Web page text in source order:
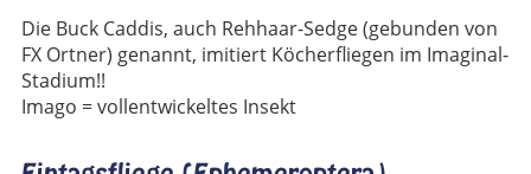
Die Buck Caddis, auch Rehhaar-Sedge (gebunden von
FX Ortner) genannt, imitiert Köcherfliegen im Imaginal-
Stadium!!
Imago = vollentwickeltes Insekt